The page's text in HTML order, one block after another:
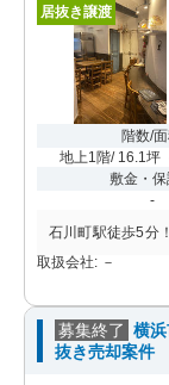
居抜き譲渡
階数/
地上1階/ 16.1坪
敷金・
-
石川町駅徒歩5分
取扱会社: －
募集終了 横
抜き売却案件